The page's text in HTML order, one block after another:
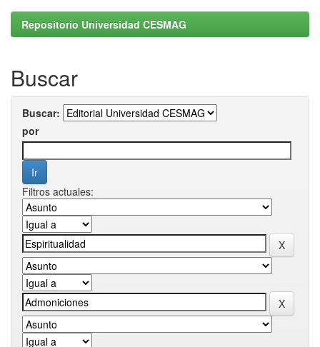
Repositorio Universidad CESMAG
Buscar
Buscar:
por
Filtros actuales: